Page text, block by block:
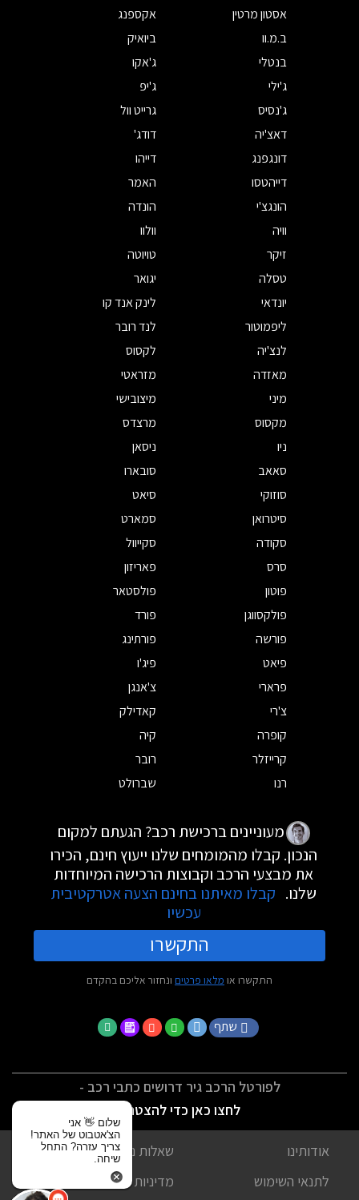
אסטון מרטין
אקספנג
ב.מ.וו
ביואיק
בנטלי
ג'אקו
ג'ילי
ג'יפ
ג'נסיס
גרייט וול
דאצ'יה
דודג'
דונגפנג
דייהו
דייהטסו
האמר
הונגצ'י
הונדה
וויה
וולוו
זיקר
טויוטה
טסלה
יגואר
יונדאי
לינק אנד קו
ליפמוטור
לנד רובר
לנצ'יה
לקסוס
מאזדה
מזראטי
מיני
מיצובישי
מקסוס
מרצדס
ניו
ניסאן
סאאב
סובארו
סוזוקי
סיאט
סיטרואן
סמארט
סקודה
סקייוול
סרס
פאריזון
פוטון
פולסטאר
פולקסווגן
פורד
פורשה
פורתינג
פיאט
פיג'ו
פרארי
צ'אנגן
צ'רי
קאדילק
קופרה
קיה
קרייזלר
רובר
רנו
שברולט
מעוניינים ברכישת רכב? הגעתם למקום
הנכון. קבלו מהמומחים שלנו ייעוץ חינם, הכירו
את מבצעי הרכב וקבוצות הרכישה המיוחדות
שלנו. קבלו מאיתנו בחינם הצעה אטרקטיבית
עכשיו
התקשרו
התקשרו או מלאו פרטים ונחזור אליכם בהקדם
שתף
לפורטל הרכב גיר דרושים כתבי רכב -
לחצו כאן כדי להצטרף
אודותינו
שאלות נפוצות
לתנאי השימוש
מדיניות פרטיות
שלום 👋 אני
הצ'אטבוט של האתר!
צריך עזרה? התחל
שיחה.